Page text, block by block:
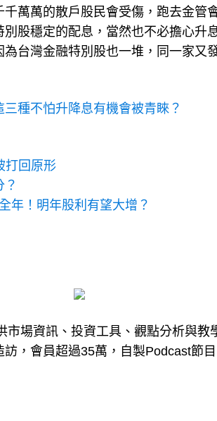
千萬萬的散戶股民會受傷，跑去金管
股穩定的配息，當然也不必擔心升
台灣金融特別股也一堆，同一家又
種不怕升降息有機會被青睞？
打回原形
年！明年股利有望大增？
場資訊、投資工具、觀點分析與教
，會員超過35萬，自製Podcast節